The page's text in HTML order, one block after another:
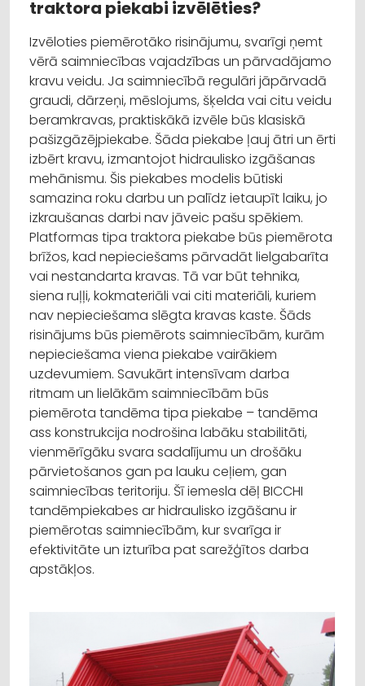
traktora piekabi izvēlēties?
Izvēloties piemērotāko risinājumu, svarīgi ņemt
vērā saimniecības vajadzības un pārvadājamo
kravu veidu. Ja saimniecībā regulāri jāpārvadā
graudi, dārzeņi, mēslojums, šķelda vai citu veidu
beramkravas, praktiskākā izvēle būs klasiskā
pašizgāzējpiekabe. Šāda piekabe ļauj ātri un ērti
izbērt kravu, izmantojot hidraulisko izgāšanas
mehānismu. Šis piekabes modelis būtiski
samazina roku darbu un palīdz ietaupīt laiku, jo
izkraušanas darbi nav jāveic pašu spēkiem.
Platformas tipa traktora piekabe būs piemērota
brīžos, kad nepieciešams pārvadāt lielgabarīta
vai nestandarta kravas. Tā var būt tehnika,
siena ruļļi, kokmateriāli vai citi materiāli, kuriem
nav nepieciešama slēgta kravas kaste. Šāds
risinājums būs piemērots saimniecībām, kurām
nepieciešama viena piekabe vairākiem
uzdevumiem. Savukārt intensīvam darba
ritmam un lielākām saimniecībām būs
piemērota tandēma tipa piekabe – tandēma
ass konstrukcija nodrošina labāku stabilitāti,
vienmērīgāku svara sadalījumu un drošāku
pārvietošanos gan pa lauku ceļiem, gan
saimniecības teritoriju. Šī iemesla dēļ BICCHI
tandēmpiekabes ar hidraulisko izgāšanu ir
piemērotas saimniecībām, kur svarīga ir
efektivitāte un izturība pat sarežģītos darba
apstākļos.